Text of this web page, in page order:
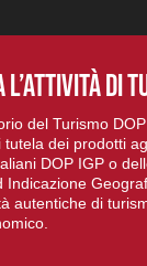
L’ATTIVITÀ DI
del Turismo
tutela dei prodotti
DOP IGP o
Indicazione
autentiche di